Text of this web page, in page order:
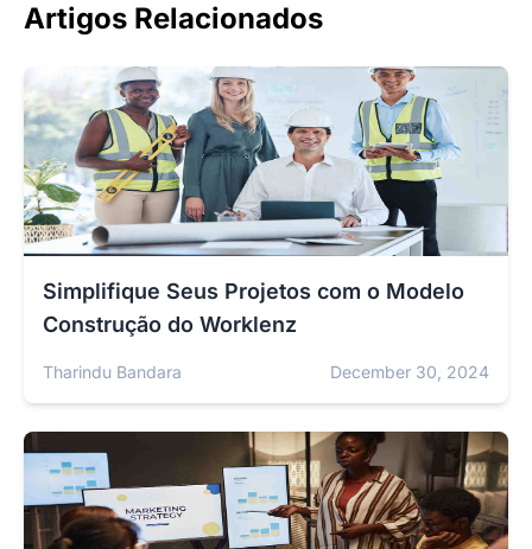
Artigos Relacionados
Simplifique Seus Projetos com o Modelo
Construção do Worklenz
Tharindu Bandara December 30, 2024